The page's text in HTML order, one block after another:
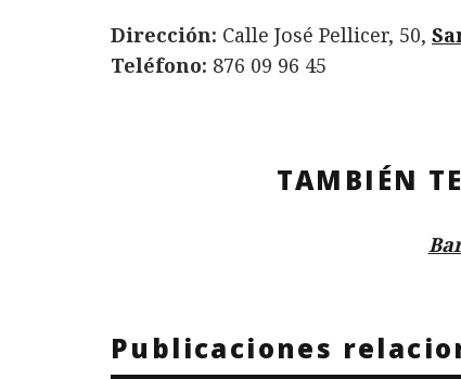
Dirección: Calle José Pellicer, 50,
Teléfono: 876 09 96 45
TAMBIÉN
Publicaciones